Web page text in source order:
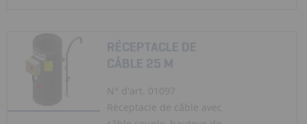
RÉCEPTACLE DE
CÂBLE 25 M
N° d'art. 01097
Réceptacle de câble avec